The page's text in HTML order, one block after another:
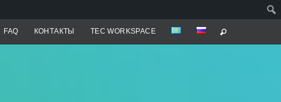
FAQ КОНТАКТЫ TEC WORKSPACE